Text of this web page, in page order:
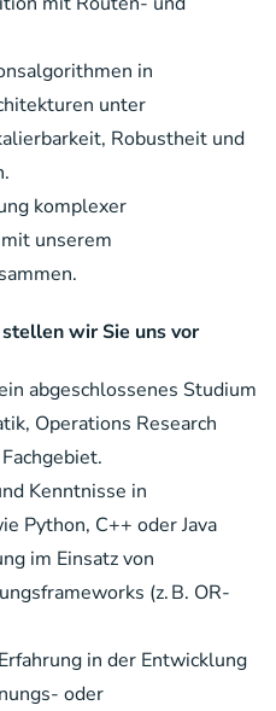
in
unter
Robustheit und
komplexer
unserem
stellen wir Sie uns vor
abgeschlossenes Studium
Operations Research
Kenntnisse in
Python, C++ oder Java
im Einsatz von
(z. B. OR-
in der Entwicklung
oder